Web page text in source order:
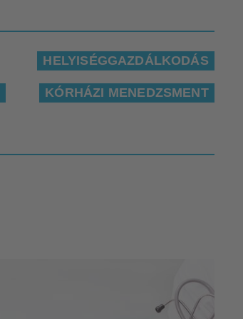
HELYISÉGGAZDÁLKODÁS
KÓRHÁZI MENEDZSMENT